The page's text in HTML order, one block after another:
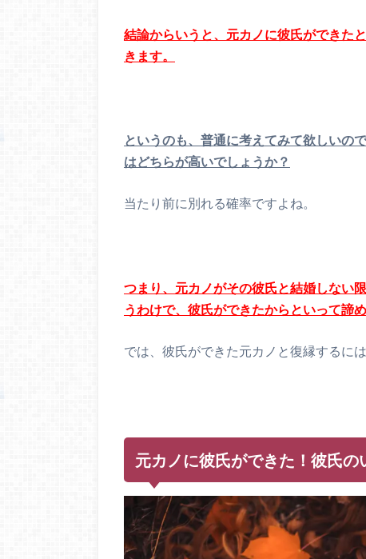
結論からいうと、元カノに彼氏ができた
きます。
というのも、普通に考えてみて欲しいの
はどちらが高いでしょうか？
当たり前に別れる確率ですよね。
つまり、元カノがその彼氏と結婚しない
うわけで、彼氏ができたからといって諦
では、彼氏ができた元カノと復縁するに
元カノに彼氏ができた！彼氏の